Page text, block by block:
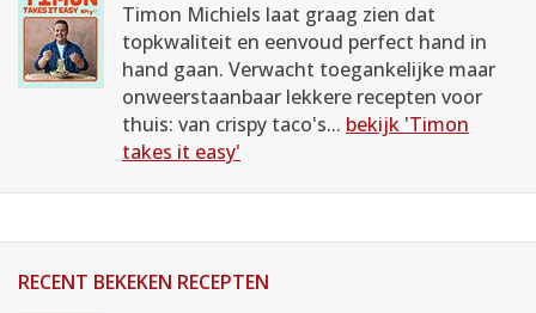
Timon Michiels laat graag zien dat
topkwaliteit en eenvoud perfect hand in
hand gaan. Verwacht toegankelijke maar
onweerstaanbaar lekkere recepten voor
thuis: van crispy taco's... bekijk 'Timon
takes it easy'
RECENT BEKEKEN RECEPTEN